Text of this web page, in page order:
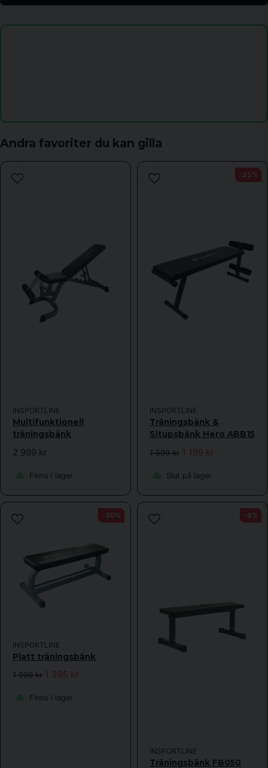
Fråga oss något om denna produkten...
Mejladress
Andra favoriter du kan gilla
INSPORTLINE
Multifunktionell
träningsbänk
2 999 kr
Finns i lager
INSPORTLINE
Träningsbänk &
Situpsbänk Hero ABB15
1 599 kr 1 199 kr
Slut på lager
-25%
INSPORTLINE
Platt träningsbänk
1 999 kr 1 395 kr
Finns i lager
-30%
INSPORTLINE
Träningsbänk FB050
-8%